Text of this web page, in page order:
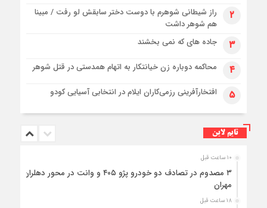
۲
راز شیطانی شوهرم با دوست دختر سابقش لو رفت / مبینا
هم شوهر داشت
۳ جاده های که نمی بخشند
۴ محاکمه دوباره زن خیانتکار به اتهام همدستی در قتل شوهر
۵ افتخارآفرینی رزمی‌کاران ایلام در انتخابی آسیایی کودو
تایم لاین
۱۰ ساعت قبل
۳ مصدوم در تصادف دو خودرو پژو ۴۰۵ و وانت در محور دهلران-
مهران
۱۸ ساعت قبل